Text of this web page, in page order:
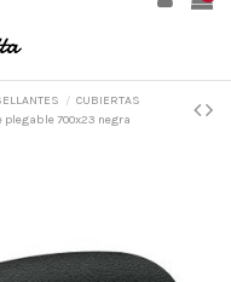
CUBIERTAS
700x23 negra